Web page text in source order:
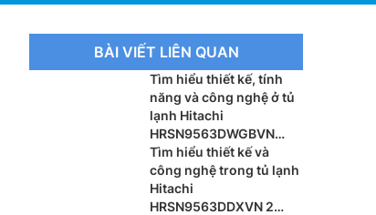
BÀI VIẾT LIÊN QUAN
Tìm hiểu thiết kế, tính
năng và công nghệ ở tủ
lạnh Hitachi
HRSN9563DWGBVN
inverter
Tìm hiểu thiết kế và
công nghệ trong tủ lạnh
Hitachi
HRSN9563DDXVN 2